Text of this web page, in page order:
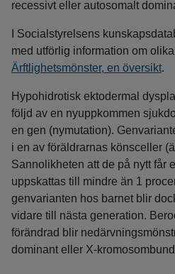
recessivt eller autosomalt
I Socialstyrelsens
med utförlig information om
Ärftlighetsmönster, en översikt.
Hypohidrotisk ektodermal
följd av en nyuppkommen
en gen (nymutation).
i en av föräldrarnas könsceller
Sannolikheten att de på nytt får
uppskattas till mindre än 1
genvarianten hos barnet blir
vidare till nästa generation.
förändrad blir
dominant eller X-